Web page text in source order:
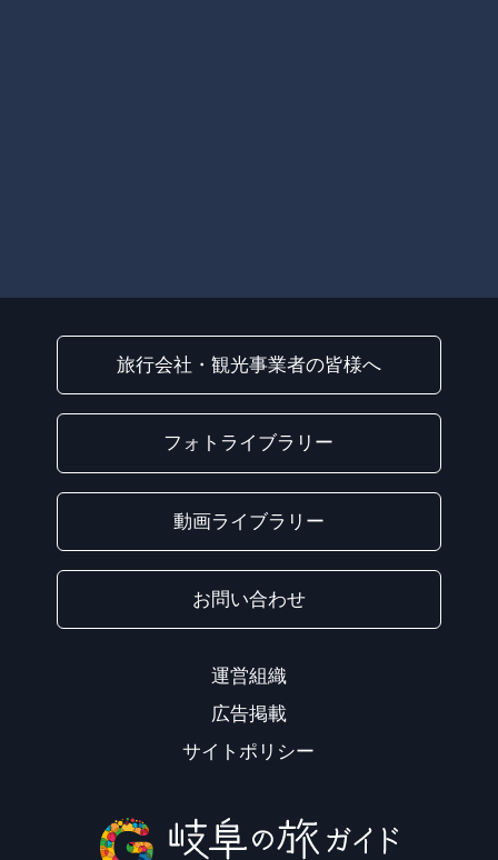
旅行会社・観光事業者の皆様へ
フォトライブラリー
動画ライブラリー
お問い合わせ
運営組織
広告掲載
サイトポリシー